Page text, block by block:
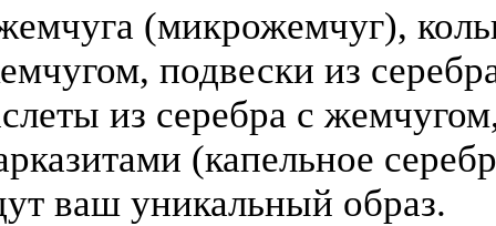
(микрожемчуг),
подвески из
из серебра с
(капельное
ваш уникальный образ.